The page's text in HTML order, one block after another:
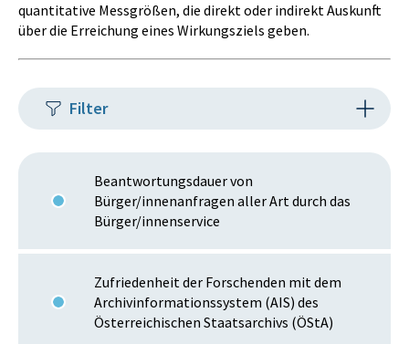
quantitative Messgrößen, die direkt oder indirekt Auskunft
über die Erreichung eines Wirkungsziels geben.
Filter
Beantwortungsdauer von
Bürger/innenanfragen aller Art durch das
Bürger/innenservice
Zufriedenheit der Forschenden mit dem
Archivinformationssystem (AIS) des
Österreichischen Staatsarchivs (ÖStA)